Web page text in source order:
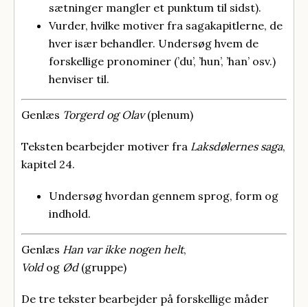
sætninger mangler et punktum til sidst).
Vurder, hvilke motiver fra sagakapitlerne, de
hver især behandler. Undersøg hvem de
forskellige pronominer (’du’, ’hun’, ’han’ osv.)
henviser til.
Genlæs Torgerd og Olav(plenum)
Teksten bearbejder motiver fra Laksdølernes saga,
kapitel 24.
Undersøg hvordan gennem sprog, form og
indhold.
Genlæs Han var ikke nogen helt,
Voldog Ød(gruppe)
De tre tekster bearbejder på forskellige måder